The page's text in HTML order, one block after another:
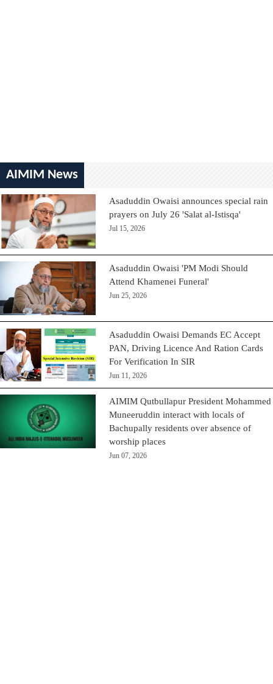
AIMIM News
Asaduddin Owaisi announces special rain
prayers on July 26 'Salat al-Istisqa'
Jul 15, 2026
Asaduddin Owaisi 'PM Modi Should
Attend Khamenei Funeral'
Jun 25, 2026
Asaduddin Owaisi Demands EC Accept
PAN, Driving Licence And Ration Cards
For Verification In SIR
Jun 11, 2026
AIMIM Qutbullapur President Mohammed
Muneeruddin interact with locals of
Bachupally residents over absence of
worship places
Jun 07, 2026